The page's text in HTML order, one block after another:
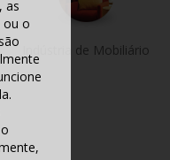
Indústria de Mobiliário
as
ou o